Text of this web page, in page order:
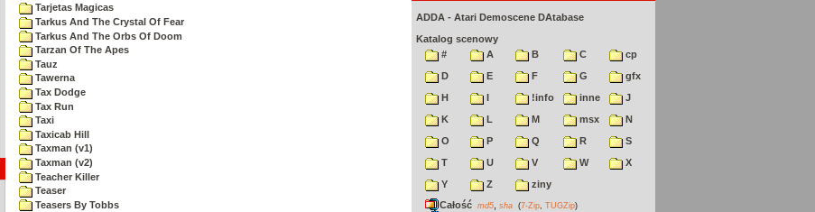
Tarjetas Magicas
Tarkus And The Crystal Of Fear
Tarkus And The Orbs Of Doom
Tarzan Of The Apes
Tauz
Tawerna
Tax Dodge
Tax Run
Taxi
Taxicab Hill
Taxman (v1)
Taxman (v2)
Teacher Killer
Teaser
Teasers By Tobbs
ADDA - Atari Demoscene DAtabase
Katalog scenowy
#
A B C
cp
D
E F G
gfx
H
I !info inne
J
K
L M msx
N
O
P Q R
S
T
U V W
X
Y
Z
ziny
Całość md5 sha (7-Zip TUGZip)